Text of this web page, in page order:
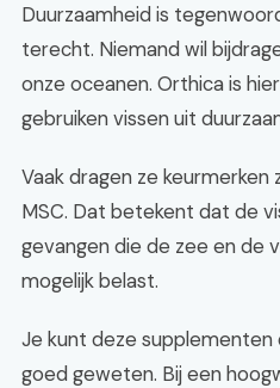
Duurzaamheid is
terecht. Niemand wil
onze oceanen. Orthica is
gebruiken vissen uit
Vaak dragen ze
MSC. Dat betekent dat de
gevangen die de zee en de
mogelijk belast.
Je kunt deze
goed geweten. Bij een